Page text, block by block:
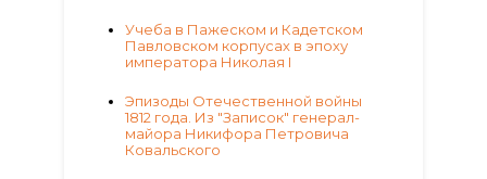
Учеба в Пажеском и Кадетском
Павловском корпусах в эпоху
императора Николая I
Эпизоды Отечественной войны
1812 года. Из "Записок" генерал-
майора Никифора Петровича
Ковальского